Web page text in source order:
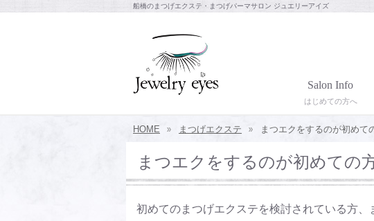
船橋のまつげエクステ・まつげパーマサロン ジュエリーアイズ
Salon Info
はじめての方へ
HOME まつげエクステ まつエクをするのが初めて
まつエクをするのが初めての
初めてのまつげエクステを検討されている方